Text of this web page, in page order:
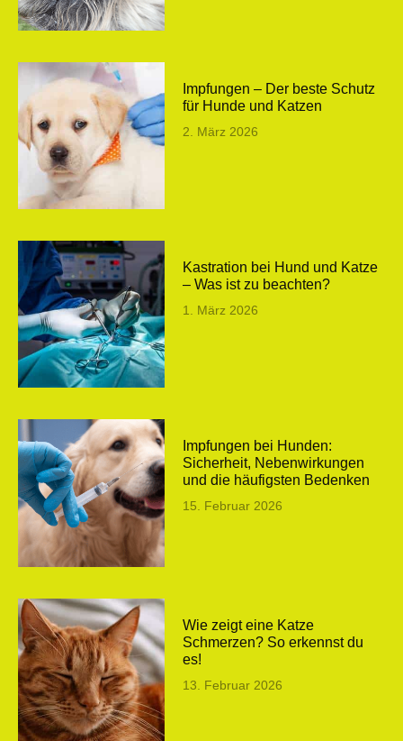
Impfungen – Der beste Schutz
für Hunde und Katzen
2. März 2026
Kastration bei Hund und Katze
– Was ist zu beachten?
1. März 2026
Impfungen bei Hunden:
Sicherheit, Nebenwirkungen
und die häufigsten Bedenken
15. Februar 2026
Wie zeigt eine Katze
Schmerzen? So erkennst du
es!
13. Februar 2026